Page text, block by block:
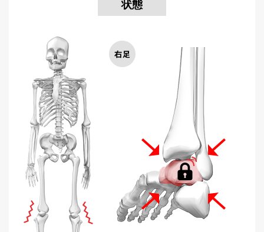
状態